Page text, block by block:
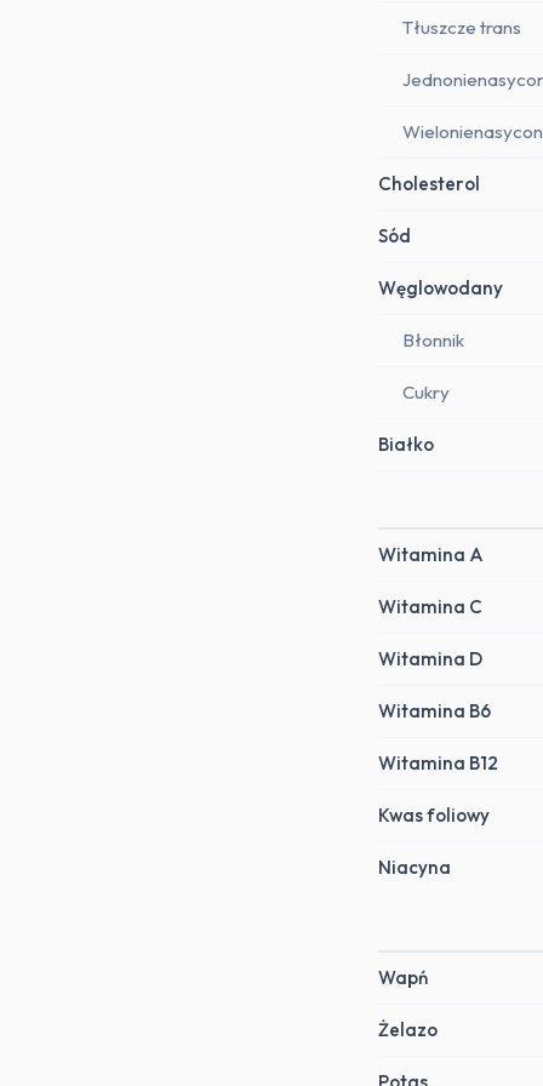
Tłuszcze trans
Cholesterol
Sód
Węglowodany
Błonnik
Cukry
Białko
Witamina A
Witamina C
Witamina D
Witamina B6
Witamina B12
Kwas foliowy
Niacyna
Wapń
Żelazo